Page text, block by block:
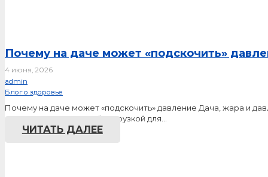
Почему на даче может «подскочить»
4 июня, 2026
admin
Блог о здоровье
Почему на даче может «подскочить» давление Дача, жара и
может стать серьезной нагрузкой для…
ЧИТАТЬ ДАЛЕЕ